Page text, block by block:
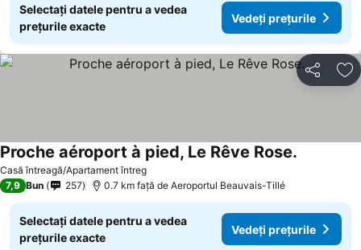
Selectați datele pentru a vedea
prețurile exacte
Vedeți prețurile
Distribuiți
Casă întreagă/Apartament întreg
Proche aéroport à pied, Le Rêve Rose.
7,9 Bun 257 0.7 km faţă de Aeroportul Beauvais-Tillé
Selectați datele pentru a vedea
prețurile exacte
Vedeți prețurile